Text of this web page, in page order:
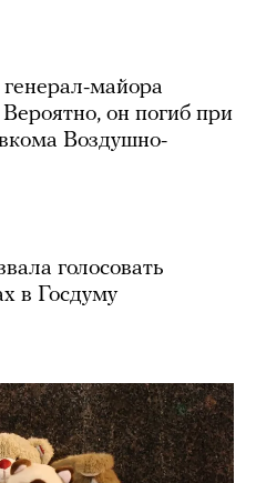
майора
он погиб при
Воздушно-
голосовать
в Госдуму